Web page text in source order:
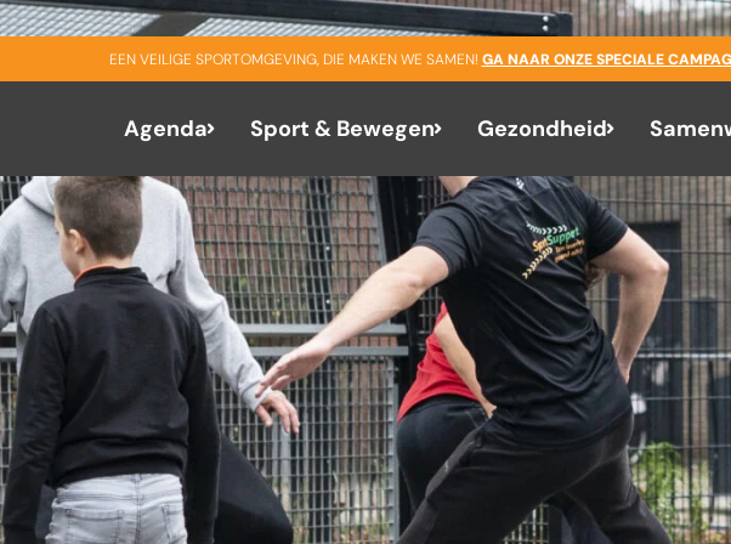
EEN VEILIGE SPORTOMGEVING, DIE MAKEN WE SAMEN! GA NAAR ONZE SPECIALE
Agenda Sport & Bewegen Gezondheid